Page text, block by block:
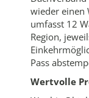
wieder einen
umfasst 12
Region,
Pass
Wertvolle